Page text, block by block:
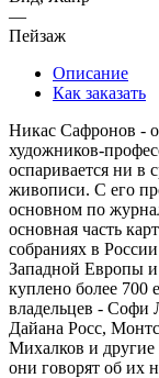
—
Пейзаж
Описание
Как заказать
Никас Сафронов -
художников-
оспаривается ни в
живописи. С его
основном по
основная часть
собраниях в
Западной Европы
куплено более
владельцев - Софи
Дайана Росс,
Михалков и
они говорят об их